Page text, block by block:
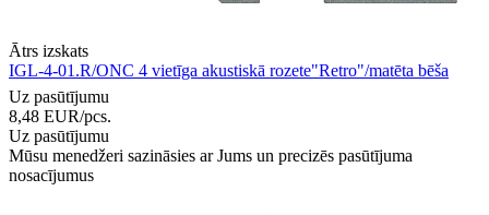
Ātrs izskats
IGL-4-01.R/ONC 4 vietīga akustiskā rozete"Retro"/matēta bēša
Uz pasūtījumu
8,48 EUR/pcs.
Uz pasūtījumu
Mūsu menedžeri sazināsies ar Jums un precizēs pasūtījuma
nosacījumus